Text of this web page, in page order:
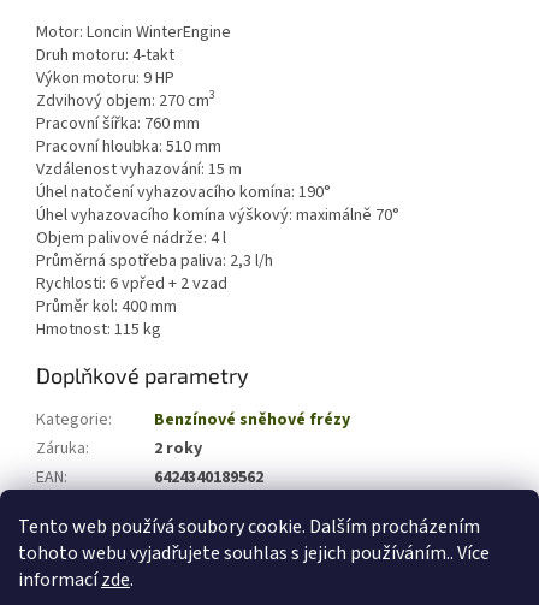
Tento web používá soubory cookie. Dalším procházením
tohoto webu vyjadřujete souhlas s jejich používáním.. Více
informacízde.
Motor: Loncin WinterEngine
Druh motoru: 4-takt
Výkon motoru: 9 HP
Zdvihový objem: 270 cm3
Pracovní šířka: 760 mm
Pracovní hloubka: 510 mm
Vzdálenost vyhazování: 15 m
Úhel natočení vyhazovacího komína: 190°
Úhel vyhazovacího komína výškový: maximálně 70°
Objem palivové nádrže: 4 l
Průměrná spotřeba paliva: 2,3 l/h
Rychlosti: 6 vpřed + 2 vzad
Průměr kol: 400 mm
Hmotnost: 115 kg
Doplňkové parametry
Kategorie:
Benzínové sněhové frézy
Záruka:
2 roky
EAN:
6424340189562